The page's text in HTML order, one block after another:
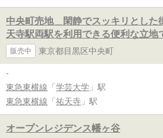
中央町売地＿閑静でスッキリとした
天寺駅両駅を利用できる便利な立地
販売中 東京都目黒区中央町
-
東急東横線 「 学芸大学 」駅
東急東横線 「 祐天寺 」駅
オープンレジデンス幡ヶ谷